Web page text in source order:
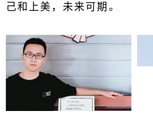
己和上美，未来可期。